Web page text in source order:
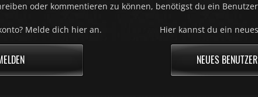
oder kommentieren zu können, benötigst du ein
Melde dich hier an. Hier kannst du ein
NEUES